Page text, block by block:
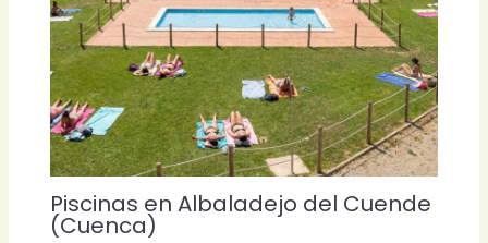
Piscinas en Albaladejo del Cuende
(Cuenca)